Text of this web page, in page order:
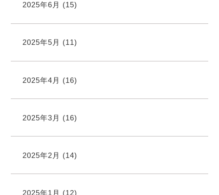
2025年6月 (15)
2025年5月 (11)
2025年4月 (16)
2025年3月 (16)
2025年2月 (14)
2025年1月 (12)